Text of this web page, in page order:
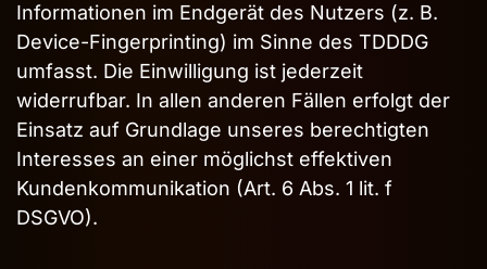
Informationen im Endgerät des Nutzers (z. B.
Device-Fingerprinting) im Sinne des TDDDG
umfasst. Die Einwilligung ist jederzeit
widerrufbar. In allen anderen Fällen erfolgt der
Einsatz auf Grundlage unseres berechtigten
Interesses an einer möglichst effektiven
Kundenkommunikation (Art. 6 Abs. 1 lit. f
DSGVO).